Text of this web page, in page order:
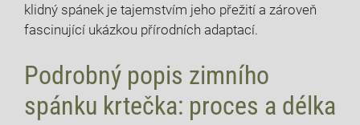
klidný spánek je tajemstvím jeho přežití a zároveň
fascinující ukázkou přírodních adaptací.
Podrobný popis zimního
spánku krtečka: proces a délka